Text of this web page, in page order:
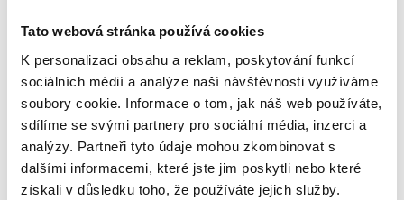
Tato webová stránka používá cookies
K personalizaci obsahu a reklam, poskytování funkcí
sociálních médií a analýze naší návštěvnosti využíváme
soubory cookie. Informace o tom, jak náš web používáte,
sdílíme se svými partnery pro sociální média, inzerci a
analýzy. Partneři tyto údaje mohou zkombinovat s
dalšími informacemi, které jste jim poskytli nebo které
získali v důsledku toho, že používáte jejich služby.
Nepřehlédněte